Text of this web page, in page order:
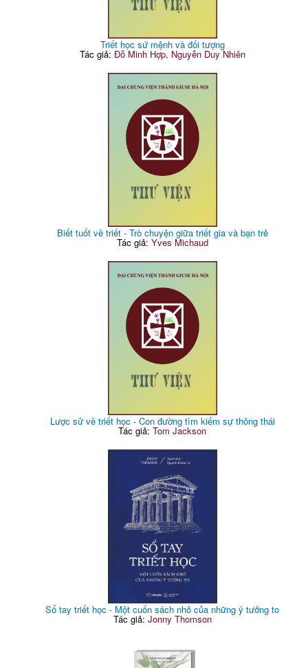
Triết học sứ mệnh và đối tượng
Tác giả: Đỗ Minh Hợp, Nguyễn Duy Nhiên
Biết tuốt về triết - Trò chuyện giữa triết gia và bạn trẻ
Tác giả: Yves Michaud
Lược sử về triết học - Con đường tìm kiếm sự thông thái
Tác giả:Tom Jackson
Sổ tay triết học - Một cuốn sách nhỏ của những ý tưởng to
Tác giả: Jonny Thomson